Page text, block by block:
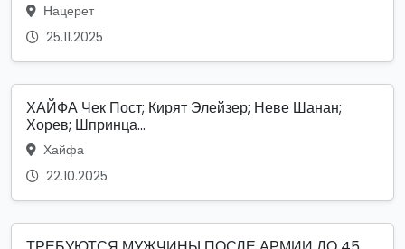
Нацерет
25.11.2025
ХАЙФА Чек Пост; Кирят Элейзер; Неве Шанан;
Хорев; Шпринца...
Хайфа
22.10.2025